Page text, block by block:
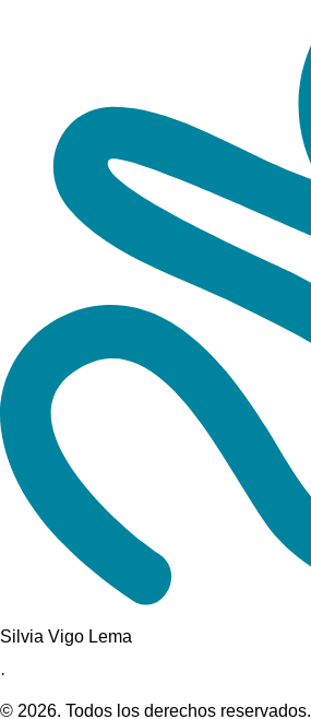
Silvia Vigo Lema
·
© 2026. Todos los derechos reservados.